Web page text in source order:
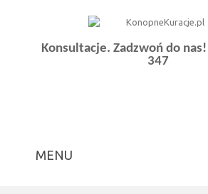
Konsultacje. Zadzwoń do nas!
347
MENU